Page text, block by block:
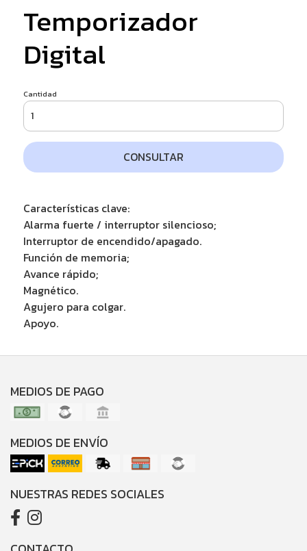
Temporizador
Digital
Cantidad
CONSULTAR
Características clave:
Alarma fuerte / interruptor silencioso;
Interruptor de encendido/apagado.
Función de memoria;
Avance rápido;
Magnético.
Agujero para colgar.
Apoyo.
MEDIOS DE PAGO
MEDIOS DE ENVÍO
NUESTRAS REDES SOCIALES